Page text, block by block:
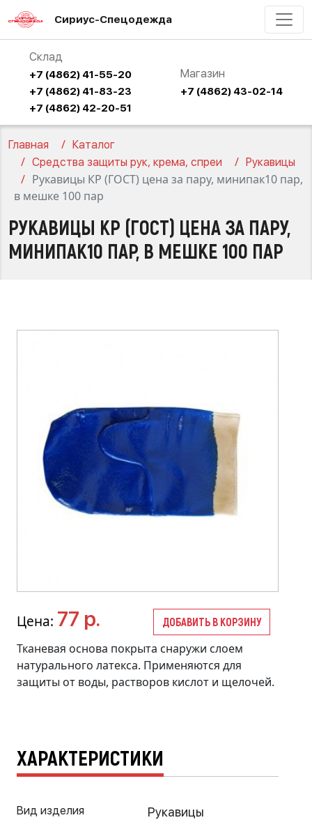
Сириус-Спецодежда
Склад
+7 (4862) 41-55-20
+7 (4862) 41-83-23
+7 (4862) 42-20-51
Магазин
+7 (4862) 43-02-14
Главная
Каталог
Средства защиты рук, крема, спреи
Рукавицы
Рукавицы КР (ГОСТ) цена за пару, минипак10 пар,
в мешке 100 пар
РУКАВИЦЫ КР (ГОСТ) ЦЕНА ЗА ПАРУ,
МИНИПАК10 ПАР, В МЕШКЕ 100 ПАР
Цена: 77 р. ДОБАВИТЬ В КОРЗИНУ
Тканевая основа покрыта снаружи слоем
натурального латекса. Применяются для
защиты от воды, растворов кислот и щелочей.
ХАРАКТЕРИСТИКИ
Вид изделия Рукавицы